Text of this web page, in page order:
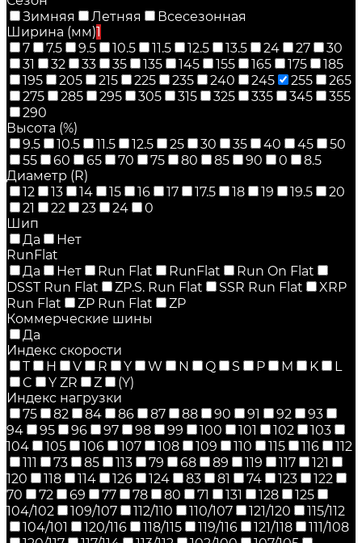
Зимняя
Летняя
Всесезонная
Ширина (мм)1
7
7.5 9.5 10.5 11.5 12.5 13.5 24 27
30
31
32 33 35 135 145 155 165 175
185
195
205 215 225 235 240 245 255
265
275
285 295 305 315 325 335 345
355
290
Высота (%)
9.5
10.5 11.5 12.5 25 30 35 40 45
50
55
60 65 70 75 80 85 90 0
8.5
Диаметр (R)
12
13 14 15 16 17 17.5 18 19 19.5
20
21
22 23 24
0
Шип
Да
Нет
RunFlat
Да
Нет Run Flat RunFlat
Run On Flat
DSST Run Flat
ZP.S. Run Flat SSR Run Flat
XRP
Run Flat
ZP Run Flat
ZP
Коммерческие шины
Да
Индекс скорости
T
H V R Y W N Q S P M K
L
C
Y ZR Z
(Y)
Индекс нагрузки
75
82 84 86 87 88 90 91 92
93
94
95 96 97 98 99 100 101 102
103
104
105 106 107 108 109 110 115 116
112
111
73 85 113 79 68 89 119 117
121
120
118 114 126 124 83 81 74 123
122
70
72 69 77 78 80 71 131 128
125
104/102
109/107 112/110 110/107 121/120
115/112
104/101
120/116 118/115 119/116 121/118
111/108